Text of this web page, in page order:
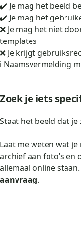
✔️ Je mag het beeld
✔️ Je mag het
❌ Je mag het niet
templates
❌ Je krijgt
ℹ️ Naamsvermelding
Zoek je iets
Staat het beeld dat je
Laat me weten wat
archief aan foto’s en
allemaal online
aanvraag.